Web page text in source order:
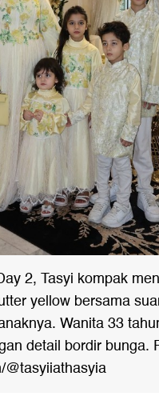
2, Tasyi kompak
yellow bersama
Wanita 33
detail bordir bunga.
@tasyiiathasyia